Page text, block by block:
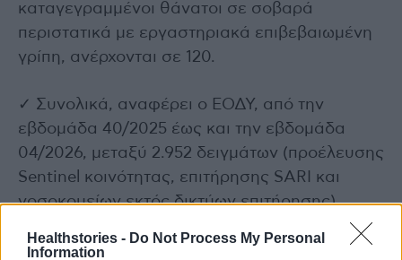
Healthstories - Do Not Process My Personal
Information
καταγεγραμμένοι θάνατοι σε σοβαρά
περιστατικά με εργαστηριακά επιβεβαιωμένη
γρίπη, ανέρχονται σε 120.
✓ Συνολικά, αναφέρει ο ΕΟΔΥ, από την
εβδομάδα 40/2025 έως και την εβδομάδα
04/2026, μεταξύ 2.952 δειγμάτων (προέλευσης
Sentinel κοινότητας, επιτήρησης SARI και
νοσοκομείων εκτός δικτύων επιτήρησης),
ανευρέθηκαν 536 θετικά δείγματα για ιούς
γρίπης, 535 τύπου Α και ένα τύπου Β.